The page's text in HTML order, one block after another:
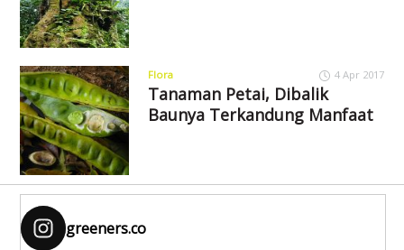
Flora 4 Apr 2017
Tanaman Petai, Dibalik
Baunya Terkandung Manfaat
greeners.co